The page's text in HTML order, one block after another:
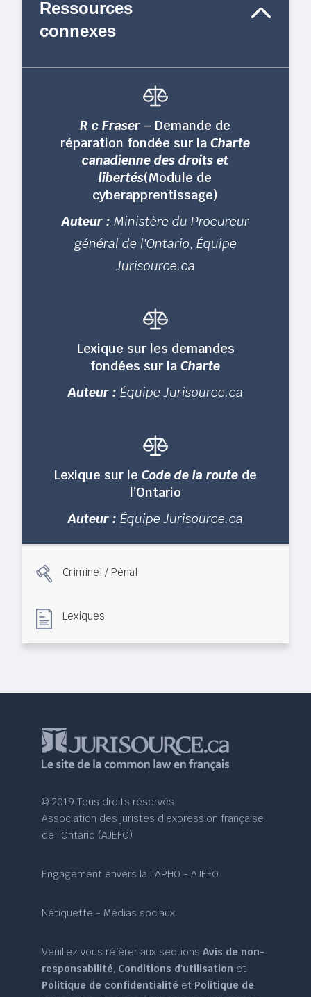
Ressources
connexes
R c Fraser – Demande de
réparation fondée sur laCharte
canadienne des droits et
libertés(Module de
cyberapprentissage)
Auteur : Ministère du Procureur
général de l'Ontario, Équipe
Jurisource.ca
Lexique sur les demandes
fondées sur laCharte
Auteur : Équipe Jurisource.ca
Lexique sur leCode de la route de
l’Ontario
Auteur : Équipe Jurisource.ca
Criminel / Pénal
Lexiques
© 2019 Tous droits réservés
Association des juristes d’expression française
de l’Ontario (AJEFO)
Engagement envers la LAPHO - AJEFO
Nétiquette - Médias sociaux
Veuillez vous référer aux sectionsAvis de non-
responsabilité, Conditions d'utilisation et
Politique de confidentialité et Politique de